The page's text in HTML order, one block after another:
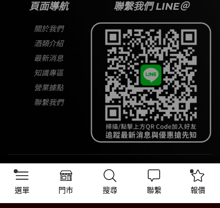
頁面導航
關於我們
酒類介紹
最新消息
知識專區
營業據點
聯繫我們
聯繫我們 LINE＠
Copyright © 2026 大宅酒窖
選單 門市 搜尋 聯繫 報價